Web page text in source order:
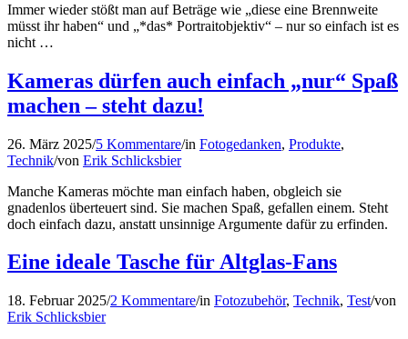
Immer wieder stößt man auf Beträge wie „diese eine Brennweite
müsst ihr haben“ und „*das* Portraitobjektiv“ – nur so einfach ist es
nicht …
Kameras dürfen auch einfach „nur“ Spaß
machen – steht dazu!
26. März 2025/5 Kommentare/in Fotogedanken, Produkte,
Technik/von Erik Schlicksbier
Manche Kameras möchte man einfach haben, obgleich sie
gnadenlos überteuert sind. Sie machen Spaß, gefallen einem. Steht
doch einfach dazu, anstatt unsinnige Argumente dafür zu erfinden.
Eine ideale Tasche für Altglas-Fans
18. Februar 2025/2 Kommentare/in Fotozubehör, Technik, Test/von
Erik Schlicksbier